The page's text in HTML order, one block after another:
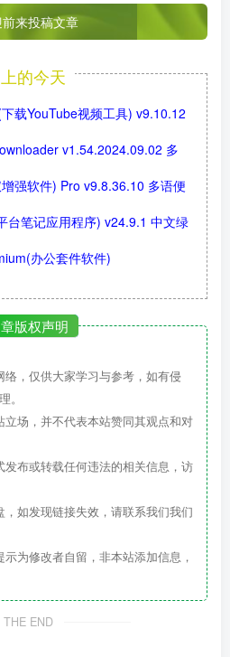
来投稿文章
的今天
载YouTube视频工具) v9.10.12
v1.54.2024.09.02 多
强软件) Pro v9.8.36.10 多语便
台笔记应用程序) v24.9.1 中文绿
办公套件软件)
版权声明
络，仅供大家学习与参考，如有侵
。
场，并不代表本站赞同其观点和对
布或转载任何违法的相关信息，访
如发现链接失效，请联系我们我们
为修改者自留，非本站添加信息，
THE END